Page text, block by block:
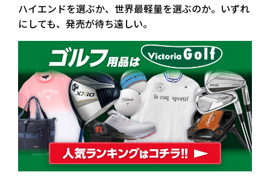
ハイエンドを選ぶか、世界最軽量を選ぶのか。いずれ
にしても、発売が待ち遠しい。